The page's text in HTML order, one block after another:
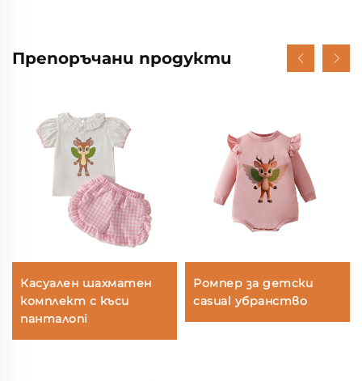
Препоръчани продукти
Касуален шахматен
комплект с къси
панталoni
Ромпер за детски
casual убранство